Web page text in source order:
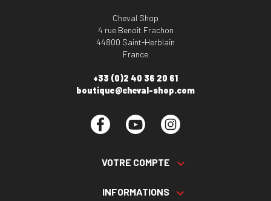
Cheval Shop
4 rue Benoît Frachon
44800 Saint-Herblain
France
+33 (0)2 40 36 20 61
boutique@cheval-shop.com
Facebook YouTube
VOTRE COMPTE 
INFORMATIONS 